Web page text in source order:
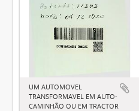
UM AUTOMOVEL
TRANSFORMAVEL EM AUTO-
CAMINHÃO OU EM TRACTOR